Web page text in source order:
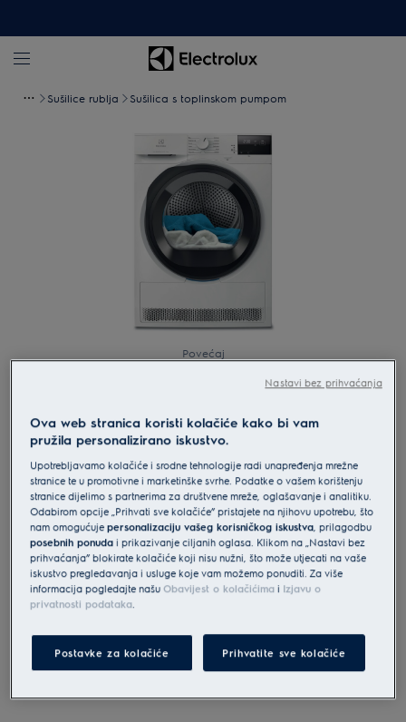
Sušilice rublja Sušilica s toplinskom pumpom
Povećaj
EW6D285DE
Electrolux 600 GentleCare sušilica s
toplinskom pumpom kapaciteta 8
kg
0 (0)
Informacijski list proizvoda
korisničkog priručnika. Za sigurno korištenje proizvoda
pročitajte cijeli korisnički priručnik.
Ova web stranica koristi kolačiće kako bi vam
pružila personalizirano iskustvo.
Upotrebljavamo kolačiće i srodne tehnologije radi unapređenja mrežne
stranice te u promotivne i marketinške svrhe. Podatke o vašem korištenju
stranice dijelimo s partnerima za društvene mreže, oglašavanje i analitiku.
Odabirom opcije „Prihvati sve kolačiće” pristajete na njihovu upotrebu, što
nam omogućujepersonalizaciju vašeg korisničkog iskustva, prilagodbu
posebnih ponuda i prikazivanje ciljanih oglasa. Klikom na „Nastavi bez
prihvaćanja” blokirate kolačiće koji nisu nužni, što može utjecati na vaše
iskustvo pregledavanja i usluge koje vam možemo ponuditi. Za više
informacija pogledajte našuObavijest o kolačićima i Izjavu o
privatnosti podataka.
Postavke za kolačiće Prihvatite sve kolačiće
Nastavi bez prihvaćanja